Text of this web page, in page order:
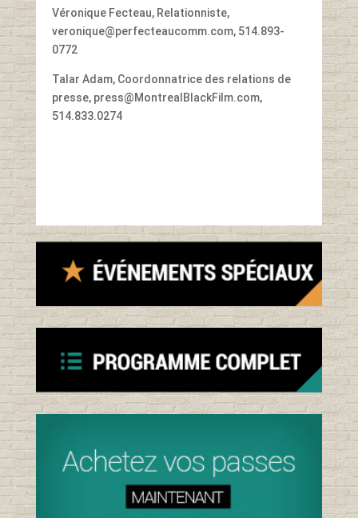
Véronique Fecteau, Relationniste,
veronique@perfecteaucomm.com, 514.893-
0772
Talar Adam, Coordonnatrice des relations de
presse, press@MontrealBlackFilm.com,
514.833.0274